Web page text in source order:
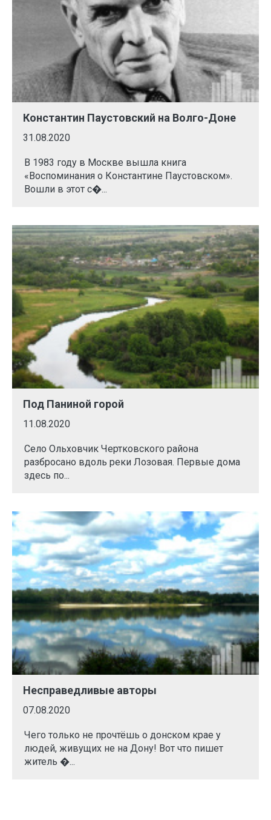
Константин Паустовский на Волго-Доне
31.08.2020
В 1983 году в Москве вышла книга
«Воспоминания о Константине Паустовском».
Вошли в этот с�...
Под Паниной горой
11.08.2020
Село Ольховчик Чертковского района
разбросано вдоль реки Лозовая. Первые дома
здесь по...
Несправедливые авторы
07.08.2020
Чего только не прочтёшь о донском крае у
людей, живущих не на Дону! Вот что пишет
житель �...